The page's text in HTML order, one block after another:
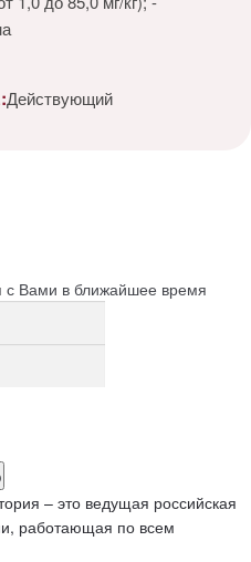
Действующий
Вами в ближайшее время